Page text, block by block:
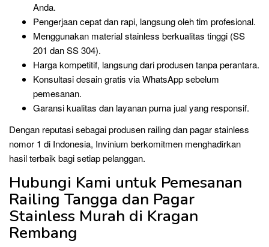
Anda.
Pengerjaan cepat dan rapi, langsung oleh tim profesional.
Menggunakan material stainless berkualitas tinggi (SS
201 dan SS 304).
Harga kompetitif, langsung dari produsen tanpa perantara.
Konsultasi desain gratis via WhatsApp sebelum
pemesanan.
Garansi kualitas dan layanan purna jual yang responsif.
Dengan reputasi sebagai produsen railing dan pagar stainless
nomor 1 di Indonesia, Invinium berkomitmen menghadirkan
hasil terbaik bagi setiap pelanggan.
Hubungi Kami untuk Pemesanan
Railing Tangga dan Pagar
Stainless Murah di Kragan
Rembang